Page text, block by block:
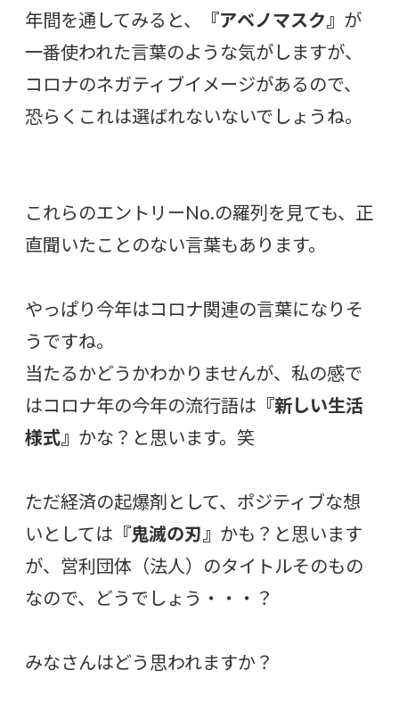
年間を通してみると、 『アベノマスク』 が
一番使われた言葉のような気がしますが、
コロナのネガティブイメージがあるので、
恐らくこれは選ばれないないでしょうね。
これらのエントリーNo.の羅列を見ても、正
直聞いたことのない言葉もあります。
やっぱり今年はコロナ関連の言葉になりそ
うですね。
当たるかどうかわかりませんが、私の感で
はコロナ年の今年の流行語は 『新しい生活
様式』 かな？と思います。笑
ただ経済の起爆剤として、ポジティブな想
いとしては 『鬼滅の刃』 かも？と思います
が、営利団体（法人）のタイトルそのもの
なので、どうでしょう・・・？
みなさんはどう思われますか？